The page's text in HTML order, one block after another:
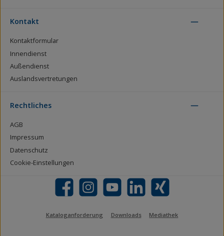
Kontakt
Kontaktformular
Innendienst
Außendienst
Auslandsvertretungen
Rechtliches
AGB
Impressum
Datenschutz
Cookie-Einstellungen
Facebook Instagram YouTube LinkedIn Xing
Kataloganforderung Downloads Mediathek